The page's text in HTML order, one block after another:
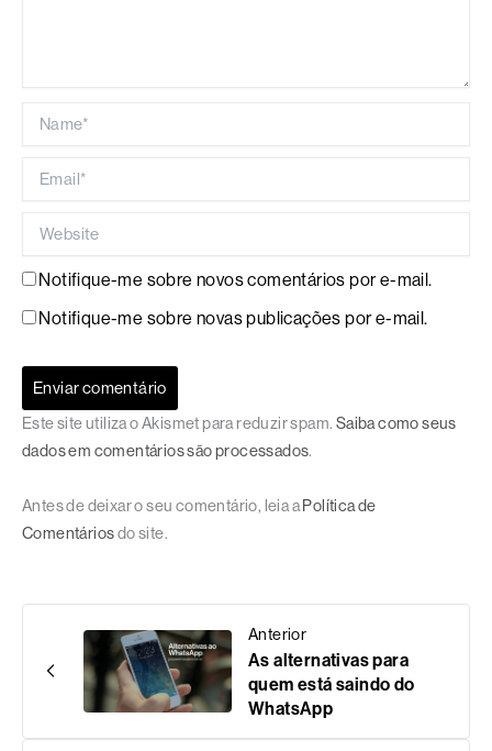
Notifique-me sobre novos comentários por e-mail.
Notifique-me sobre novas publicações por e-mail.
Este site utiliza o Akismet para reduzir spam. Saiba como seus
dados em comentários são processados.
Antes de deixar o seu comentário, leia a Política de
Comentáriosdo site.
Anterior
As alternativas para
quem está saindo do
WhatsApp